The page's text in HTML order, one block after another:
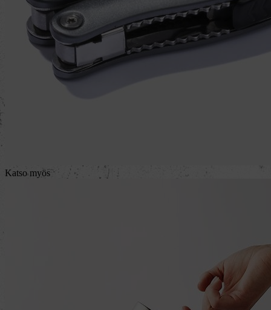
Katso myös